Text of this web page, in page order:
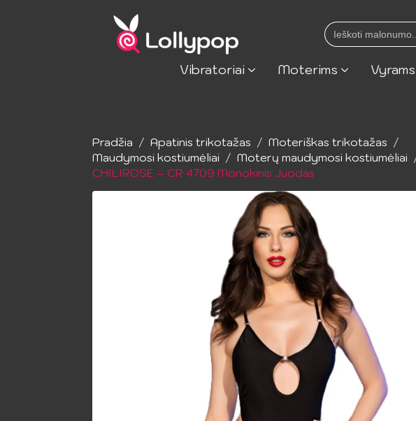
Search
for:
Vibratoriai Moterims Vyrams
Pradžia Apatinis trikotažas
Moteriškas trikotažas
Maudymosi kostiumėliai
Moterų maudymosi kostiumėliai
CHILIROSE – CR 4709 Monokinis Juodas